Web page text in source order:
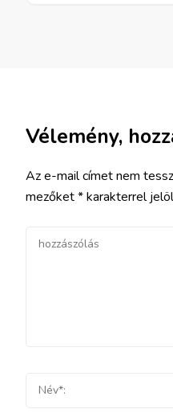
Vélemény,
Az e-mail címet nem
mezőket*karakterrel